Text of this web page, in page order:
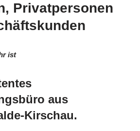
Privatpersonen
ist
aus
Kirschau.